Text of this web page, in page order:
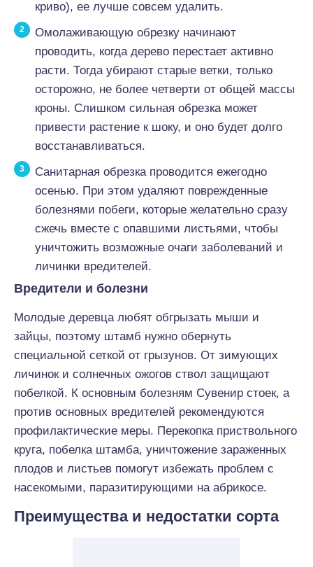
криво), ее лучше совсем удалить.
Омолаживающую обрезку начинают
проводить, когда дерево перестает активно
расти. Тогда убирают старые ветки, только
осторожно, не более четверти от общей массы
кроны. Слишком сильная обрезка может
привести растение к шоку, и оно будет долго
восстанавливаться.
Санитарная обрезка проводится ежегодно
осенью. При этом удаляют поврежденные
болезнями побеги, которые желательно сразу
сжечь вместе с опавшими листьями, чтобы
уничтожить возможные очаги заболеваний и
личинки вредителей.
Вредители и болезни
Молодые деревца любят обгрызать мыши и
зайцы, поэтому штамб нужно обернуть
специальной сеткой от грызунов. От зимующих
личинок и солнечных ожогов ствол защищают
побелкой. К основным болезням Сувенир стоек, а
против основных вредителей рекомендуются
профилактические меры. Перекопка приствольного
круга, побелка штамба, уничтожение зараженных
плодов и листьев помогут избежать проблем с
насекомыми, паразитирующими на абрикосе.
Преимущества и недостатки сорта